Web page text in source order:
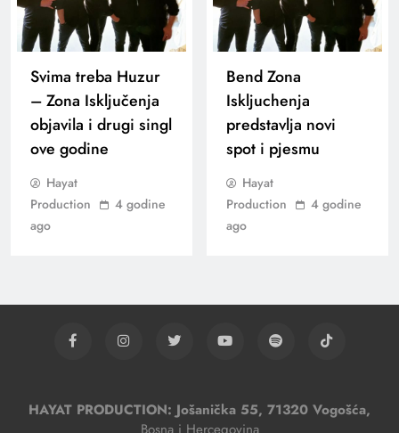
Svima treba Huzur
– Zona Isključenja
objavila i drugi singl
ove godine
Hayat
Production
4 godine
ago
Bend Zona
Iskljuchenja
predstavlja novi
spot i pjesmu
Hayat
Production
4 godine
ago
HAYAT PRODUCTION: Jošanička 55, 71320 Vogošća,